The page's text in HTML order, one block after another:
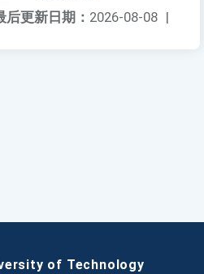
后更新日期： 2026-08-08 |
of Technology